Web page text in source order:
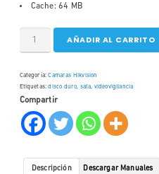
Cache: 64 MB
AÑADIR AL CARRITO
Categoría:Camaras Hikvision
Etiquetas:disco duro, sata, videovigilancia
Compartir
Descripción Descargar Manuales